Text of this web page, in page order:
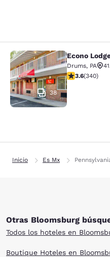
Econo Lodge
38
Econo
Drums, PA
calificación de
3.6(340)
Inicio Es Mx
Otras Bloomsburg
Todos los hoteles en
Boutique Hoteles en